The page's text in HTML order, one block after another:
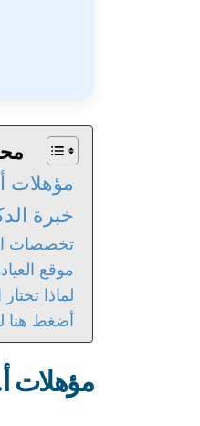
مؤهلات
خبرة
تخصصات
موقع
لماذا
أضغط هنا
مؤهلات